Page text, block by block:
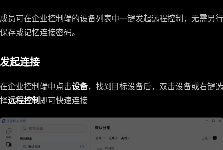
成员可在企业控制端的设备列表中一键发起远程控制，无需另行
保存或记忆连接密码。
发起连接
在企业控制端中点击设备，找到目标设备后，双击设备或右键选
择远程控制即可快速连接